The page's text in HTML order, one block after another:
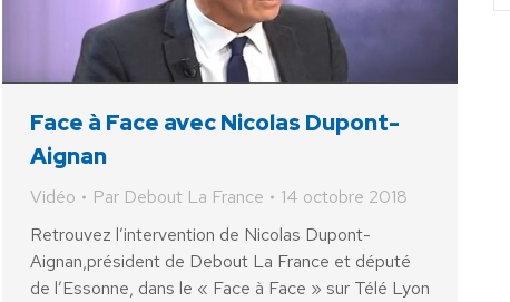
Face à Face avec Nicolas Dupont-
Aignan
Vidéo Par Debout La France
14 octobre 2018
Retrouvez l’intervention de Nicolas Dupont-
Aignan,président de Debout La France et député
de l’Essonne, dans le « Face à Face » sur Télé Lyon